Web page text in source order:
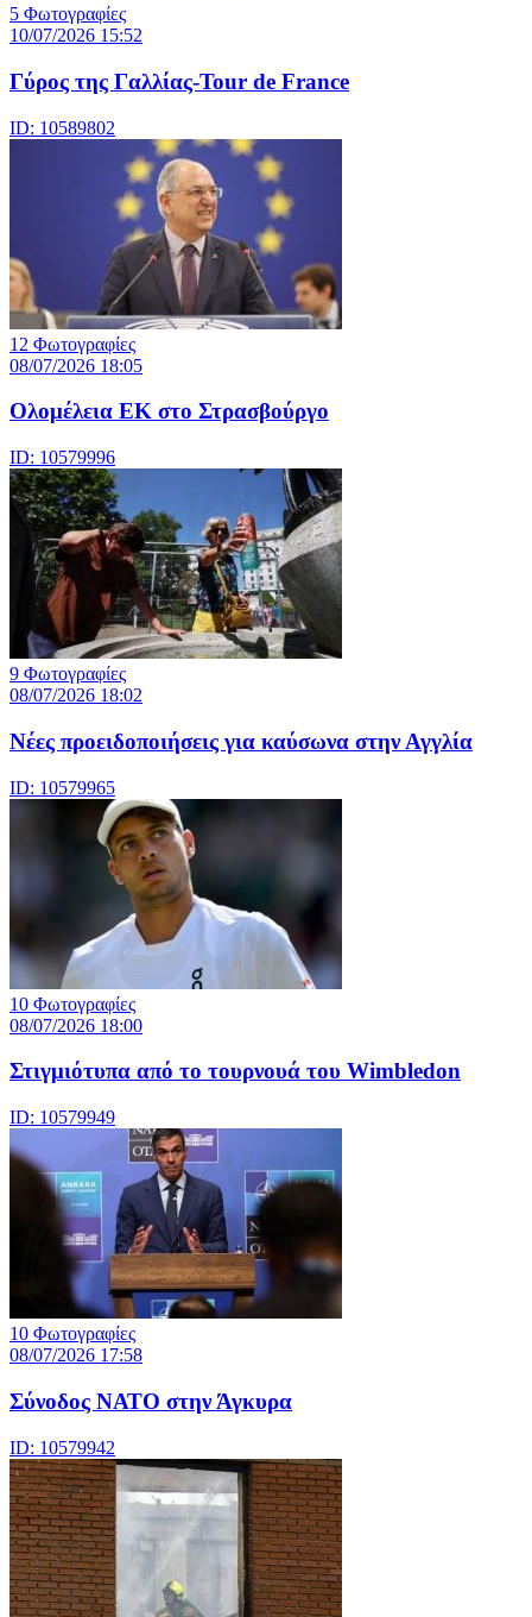
5 Φωτογραφίες
10/07/2026 15:52
Γύρος της Γαλλίας-Tour de France
ID: 10589802
12 Φωτογραφίες
08/07/2026 18:05
Ολομέλεια ΕΚ στο Στρασβούργο
ID: 10579996
9 Φωτογραφίες
08/07/2026 18:02
Νέες προειδοποιήσεις για καύσωνα στην Αγγλία
ID: 10579965
10 Φωτογραφίες
08/07/2026 18:00
Στιγμιότυπα από το τουρνουά του Wimbledon
ID: 10579949
10 Φωτογραφίες
08/07/2026 17:58
Σύνοδος ΝΑΤΟ στην Άγκυρα
ID: 10579942